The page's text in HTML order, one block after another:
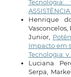
Henrique
Vasconcelos,
Junior,
Impacto em
Tecnologia: v.
Luciana
Serpa,